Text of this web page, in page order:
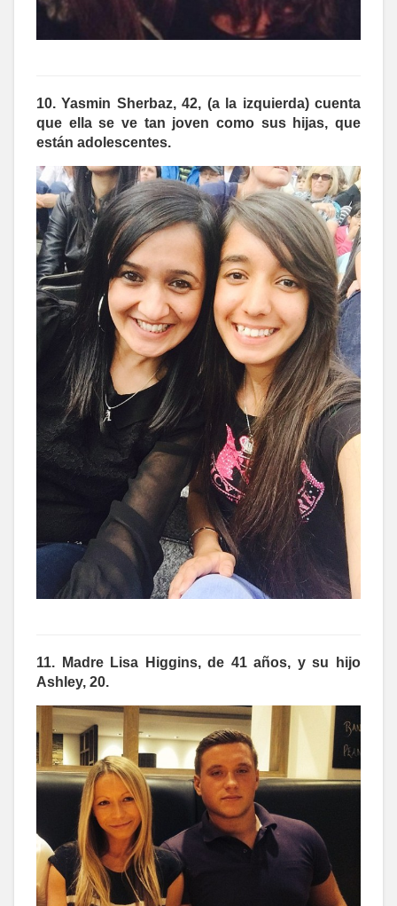
10. Yasmin Sherbaz, 42, (a la izquierda) cuenta
que ella se ve tan joven como sus hijas, que
están adolescentes.
11. Madre Lisa Higgins, de 41 años, y su hijo
Ashley, 20.